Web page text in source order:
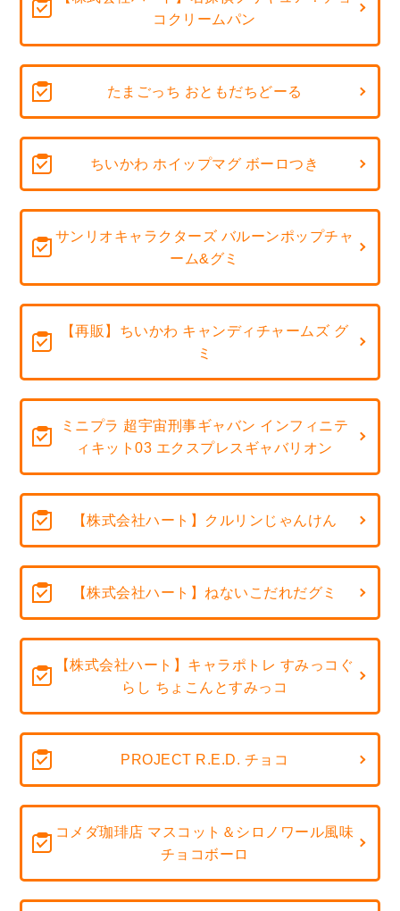
コクリームパン
たまごっち おともだちどーる
ちいかわ ホイップマグ ボーロつき
サンリオキャラクターズ バルーンポップチャ
ーム&グミ
【再販】ちいかわ キャンディチャームズ グ
ミ
ミニプラ 超宇宙刑事ギャバン インフィニテ
ィキット03 エクスプレスギャバリオン
【株式会社ハート】クルリンじゃんけん
【株式会社ハート】ねないこだれだグミ
【株式会社ハート】キャラポトレ すみっコぐ
らし ちょこんとすみっコ
PROJECT R.E.D. チョコ
コメダ珈琲店 マスコット＆シロノワール風味
チョコボーロ